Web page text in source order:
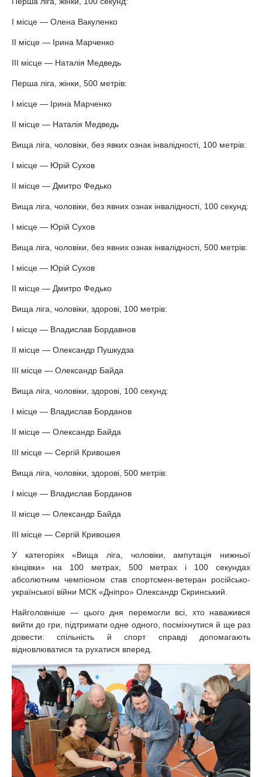
І місце — Олена Вакуленко
ІІ місце — Ірина Марченко
ІІІ місце — Наталія Медведь
Перша ліга, жінки, 500 метрів:
І місце — Ірина Марченко
ІІ місце — Наталія Медведь
Вища ліга, чоловіки, без явких ознак інвалідності, 100 метрів:
І місце — Юрій Сухов
ІІ місце — Дмитро Федько
Вища ліга, чоловіки, без явних ознак інвалідності, 100 секунд:
І місце — Юрій Сухов
Вища ліга, чоловіки, без явних ознак інвалідності, 500 метрів:
І місце — Юрій Сухов
ІІ місце — Дмитро Федько
Вища ліга, чоловіки, здорові, 100 метрів:
І місце — Владислав Бордавнов
ІІ місце — Олександр Пушкудза
ІІІ місце — Олександр Байда
Вища ліга, чоловіки, здорові, 100 секунд:
І місце — Владислав Борданов
ІІ місце — Олександр Байда
ІІІ місце — Сергій Кривошея
Вища ліга, чоловіки, здорові, 500 метрів:
І місце — Владислав Борданов
ІІ місце — Олександр Байда
ІІІ місце — Сергій Кривошея
У категоріях «Вища ліга, чоловіки, ампутація нижньої
кінцівки» на 100 метрах, 500 метрах і 100 секундах
абсолютним чемпіоном став спортсмен-ветеран російсько-
української війни МСК «Дніпро» Олександр Скринський.
Найголовніше — цього дня перемогли всі, хто наважився
вийти до гри, підтримати одне одного, посміхнутися й ще раз
довести: спільність й спорт справді допомагають
відновлюватися та рухатися вперед.